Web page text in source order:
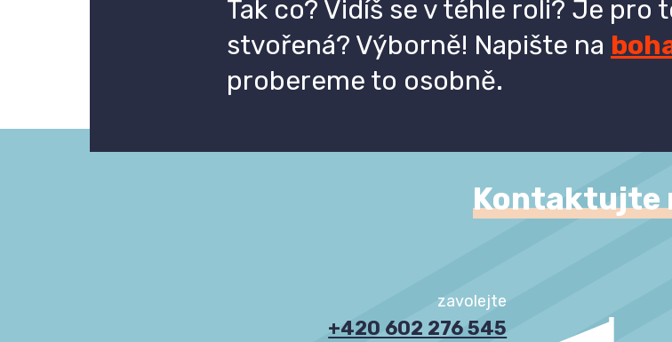
Tak co? Vidíš se v téhle roli? Je pro
stvořená? Výborně! Napište na
probereme to osobně.
Kontaktujte
zavolejte
+420 602 276 545